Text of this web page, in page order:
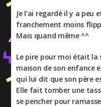
Je l’ai regardé il y a peu
franchement moins
Mais quand même ^^
Le pire pour moi était la
maison de son enfance
qui lui dit que son père
Elle fait tomber une
se pencher pour